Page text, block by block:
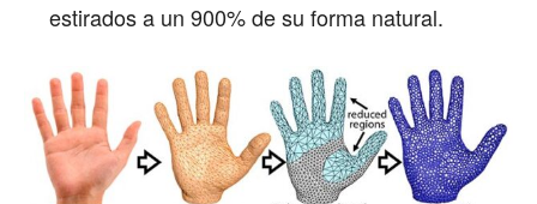
estirados a un 900% de su forma natural.